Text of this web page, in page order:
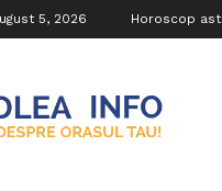
5, 2026 Horoscop